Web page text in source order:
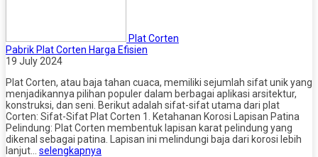
Plat Corten
Pabrik Plat Corten Harga Efisien
19 July 2024
Plat Corten, atau baja tahan cuaca, memiliki sejumlah sifat unik yang
menjadikannya pilihan populer dalam berbagai aplikasi arsitektur,
konstruksi, dan seni. Berikut adalah sifat-sifat utama dari plat
Corten: Sifat-Sifat Plat Corten 1. Ketahanan Korosi Lapisan Patina
Pelindung: Plat Corten membentuk lapisan karat pelindung yang
dikenal sebagai patina. Lapisan ini melindungi baja dari korosi lebih
lanjut… selengkapnya